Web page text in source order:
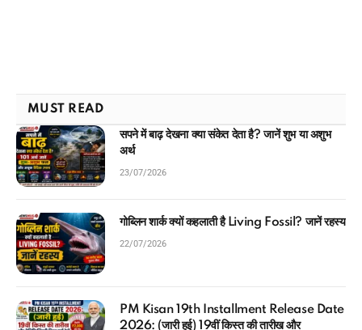
MUST READ
सपने में बाढ़ देखना क्या संकेत देता है? जानें शुभ या अशुभ
अर्थ
23/07/2026
गोब्लिन शार्क क्यों कहलाती है Living Fossil? जानें रहस्य
22/07/2026
PM Kisan 19th Installment Release Date
2026: (जारी हुई) 19वीं किस्त की तारीख और